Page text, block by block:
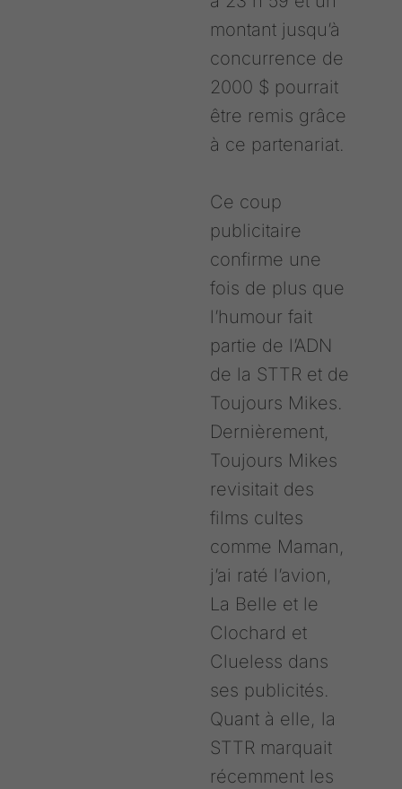
montant jusqu’à
concurrence de
2000 $ pourrait
être remis grâce
à ce partenariat.
Ce coup
publicitaire
confirme une
fois de plus que
l’humour fait
partie de l’ADN
de la STTR et de
Toujours Mikes.
Dernièrement,
Toujours Mikes
revisitait des
films cultes
comme Maman,
j’ai raté l’avion,
La Belle et le
Clochard et
Clueless dans
ses publicités.
Quant à elle, la
STTR marquait
récemment les